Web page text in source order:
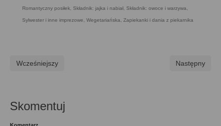
Romantyczny posiłek Składnik: jajka i nabiał Składnik: owoce i warzywa
Sylwester i inne imprezowe Wegetariańska Zapiekanki i dania z piekarnika
Wcześniejszy Następny
Skomentuj